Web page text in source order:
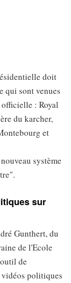
doit
qui sont venues
: Royal
du karcher,
et
système
sur
Gunthert, du
de l'Ecole
de
politiques